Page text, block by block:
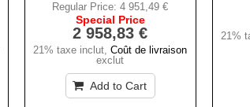
Regular Price: 4 951,49 €
Special Price
2 958,83 €
21% taxe inclut,Coût de livraison
exclut
Add to Cart
21%